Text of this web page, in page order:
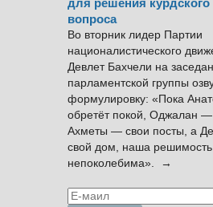
для решения курдского
вопроса
Во вторник лидер Партии
националистического
Девлет Бахчели на
парламентской группы
формулировку: «Пока
обретёт покой, Оджалан
Ахметы — свои посты, а
свой дом, наша решимость
непоколебима». →